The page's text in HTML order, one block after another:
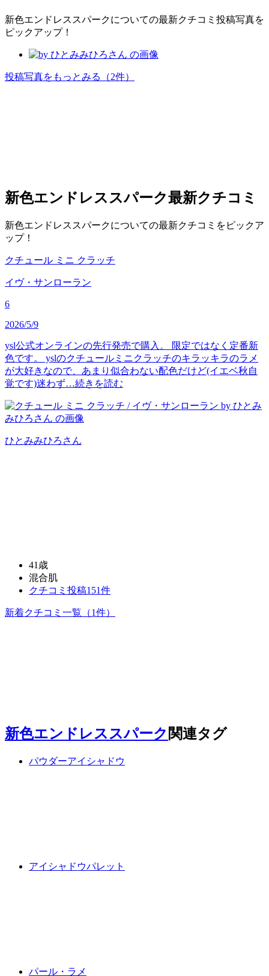
新色エンドレススパークについての最新クチコミ投稿写真を
ピックアップ！
投稿写真をもっとみる （2件）
新色エンドレススパーク最新クチコミ
新色エンドレススパークについての最新クチコミをピックア
ップ！
クチュール ミニ クラッチ
イヴ・サンローラン
6
2026/5/9
ysl公式オンラインの先行発売で購入。 限定ではなく定番新
色です。 yslのクチュールミニクラッチのキラッキラのラメ
が大好きなので、あまり似合わない配色だけど(イエベ秋自
覚です)迷わず…続きを読む
ひとみみひろ さん
41歳
混合肌
クチコミ投稿151件
新着クチコミ一覧 （1件）
新色エンドレススパーク 関連タグ
パウダーアイシャドウ
アイシャドウパレット
パール・ラメ